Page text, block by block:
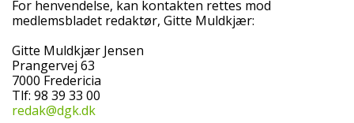
For henvendelse, kan kontakten rettes mod
medlemsbladet redaktør, Gitte Muldkjær:
Gitte Muldkjær Jensen
Prangervej 63
7000 Fredericia
Tlf: 98 39 33 00
redak@dgk.dk